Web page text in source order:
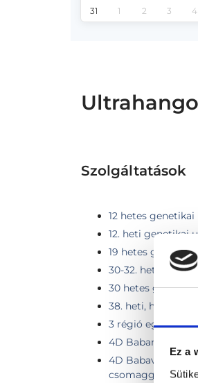
Ez a
31 1 2 3 4
Szolgáltatások
12 hetes genetikai
12. heti genetikai
19 hetes genetikai
30-32. heti,
30 hetes
38. heti,
3 régió együttes
4D Babamozi
4D Babavízió Alap
csomaggal